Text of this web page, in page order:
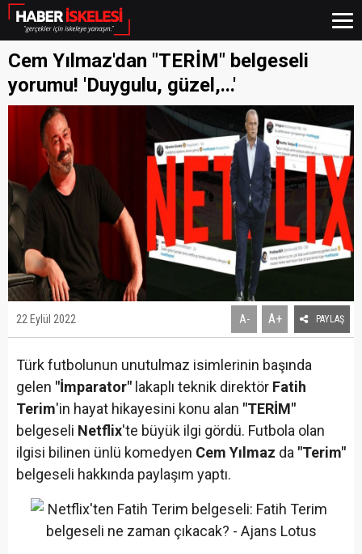
Cem Yılmaz'dan "TERİM" belgeseli
yorumu! 'Duygulu, güzel,...'
22 Eylül 2022 A- A+ PAYLAŞ
Türk futbolunun unutulmaz isimlerinin başında
gelen "İmparator" lakaplı teknik direktör Fatih
Terim'in hayat hikayesini konu alan "TERİM"
belgeseli Netflix'te büyük ilgi gördü. Futbola olan
ilgisi bilinen ünlü komedyen Cem Yılmaz da "Terim"
belgeseli hakkında paylaşım yaptı.